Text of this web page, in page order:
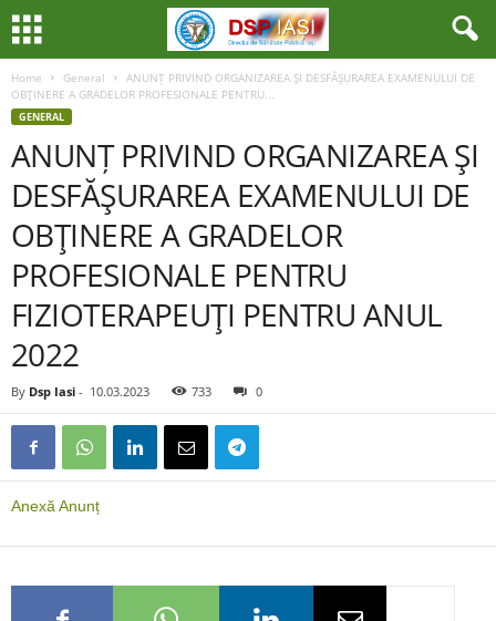
Home General
ANUNȚ PRIVIND ORGANIZAREA ŞI DESFĂŞURAREA EXAMENULUI DE
OBŢINERE A GRADELOR PROFESIONALE PENTRU...
GENERAL
ANUNȚ PRIVIND ORGANIZAREA ŞI
DESFĂŞURAREA EXAMENULUI DE
OBŢINERE A GRADELOR
PROFESIONALE PENTRU
FIZIOTERAPEUŢI PENTRU ANUL
2022
By Dsp Iasi - 10.03.2023 733 0
Anexă Anunț